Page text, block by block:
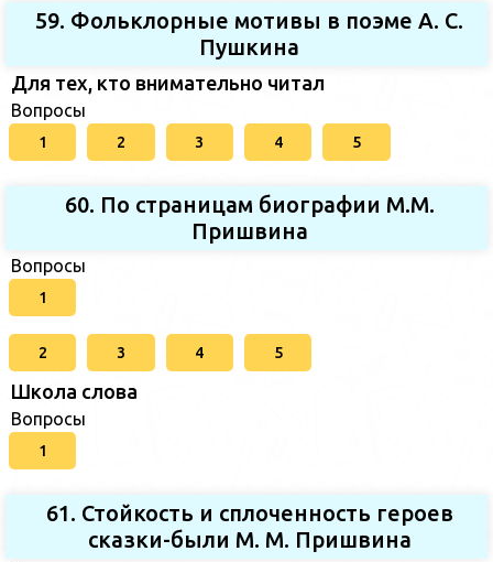
59. Фольклорные мотивы в поэме А. С.
Пушкина
Для тех, кто внимательно читал
Вопросы
1 2 3 4 5
60. По страницам биографии М.М.
Пришвина
Вопросы
1
2 3 4 5
Школа слова
Вопросы
1
61. Стойкость и сплоченность героев
сказки-были М. М. Пришвина